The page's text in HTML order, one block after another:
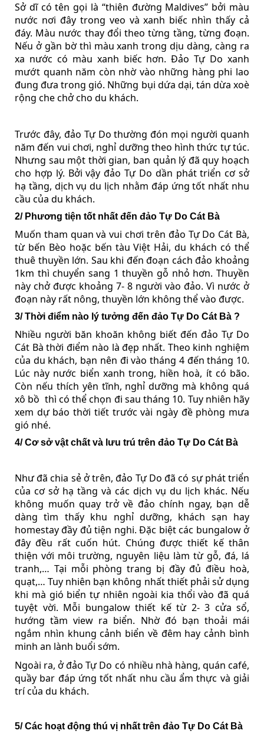
Sở dĩ có tên gọi là “thiên đường Maldives” bởi màu
nước nơi đây trong veo và xanh biếc nhìn thấy cả
đáy. Màu nước thay đổi theo từng tầng, từng đoạn.
Nếu ở gần bờ thì màu xanh trong dịu dàng, càng ra
xa nước có màu xanh biếc hơn. Đảo Tự Do xanh
mướt quanh năm còn nhờ vào những hàng phi lao
đung đưa trong gió. Những bụi dứa dại, tán dừa xoè
rộng che chở cho du khách.
Trước đây, đảo Tự Do thường đón mọi người quanh
năm đến vui chơi, nghỉ dưỡng theo hình thức tự túc.
Nhưng sau một thời gian, ban quản lý đã quy hoạch
cho hợp lý. Bởi vậy đảo Tự Do dần phát triển cơ sở
hạ tầng, dịch vụ du lịch nhằm đáp ứng tốt nhất nhu
cầu của du khách.
2/ Phương tiện tốt nhất đến đảo Tự Do Cát Bà
Muốn tham quan và vui chơi trên đảo Tự Do Cát Bà,
từ bến Bèo hoặc bến tàu Việt Hải, du khách có thể
thuê thuyền lớn. Sau khi đến đoạn cách đảo khoảng
1km thì chuyển sang 1 thuyền gỗ nhỏ hơn. Thuyền
này chở được khoảng 7- 8 người vào đảo. Vì nước ở
đoạn này rất nông, thuyền lớn không thể vào được.
3/ Thời điểm nào lý tưởng đến đảo Tự Do Cát Bà ?
Nhiều người băn khoăn không biết đến đảo Tự Do
Cát Bà thời điểm nào là đẹp nhất. Theo kinh nghiệm
của du khách, bạn nên đi vào tháng 4 đến tháng 10.
Lúc này nước biển xanh trong, hiền hoà, ít có bão.
Còn nếu thích yên tĩnh, nghỉ dưỡng mà không quá
xô bồ thì có thể chọn đi sau tháng 10. Tuy nhiên hãy
xem dự báo thời tiết trước vài ngày đề phòng mưa
gió nhé.
4/ Cơ sở vật chất và lưu trú trên đảo Tự Do Cát Bà
Như đã chia sẻ ở trên, đảo Tự Do đã có sự phát triển
của cơ sở hạ tầng và các dịch vụ du lịch khác. Nếu
không muốn quay trở về đảo chính ngay, bạn dễ
dàng tìm thấy khu nghỉ dưỡng, khách sạn hay
homestay đầy đủ tiện nghi. Đặc biệt các bungalow ở
đây đều rất cuốn hút. Chúng được thiết kế thân
thiện với môi trường, nguyên liệu làm từ gỗ, đá, lá
tranh,… Tại mỗi phòng trang bị đầy đủ điều hoà,
quạt,… Tuy nhiên bạn không nhất thiết phải sử dụng
khi mà gió biển tự nhiên ngoài kia thổi vào đã quá
tuyệt vời. Mỗi bungalow thiết kế từ 2- 3 cửa sổ,
hướng tầm view ra biển. Nhờ đó bạn thoải mái
ngắm nhìn khung cảnh biển về đêm hay cảnh bình
minh an lành buổi sớm.
Ngoài ra, ở đảo Tự Do có nhiều nhà hàng, quán café,
quầy bar đáp ứng tốt nhất nhu cầu ẩm thực và giải
trí của du khách.
5/ Các hoạt động thú vị nhất trên đảo Tự Do Cát Bà